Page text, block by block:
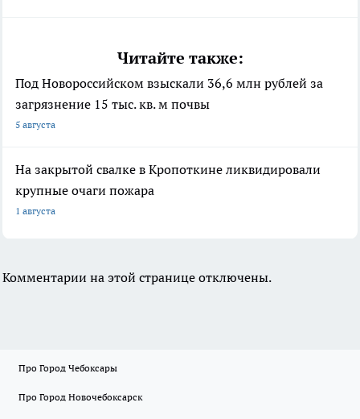
Читайте также:
Под Новороссийском взыскали 36,6 млн рублей за
загрязнение 15 тыс. кв. м почвы
5 августа
На закрытой свалке в Кропоткине ликвидировали
крупные очаги пожара
1 августа
Комментарии на этой странице отключены.
Про Город Чебоксары
Про Город Новочебоксарск